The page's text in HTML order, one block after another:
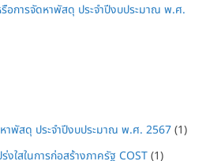
อการจัดหาพัสดุ ประจำปีงบประมาณ พ.ศ.
าพัสดุ ประจำปีงบประมาณ พ.ศ. 2567(1)
งใสในการก่อสร้างภาครัฐ COST(1)